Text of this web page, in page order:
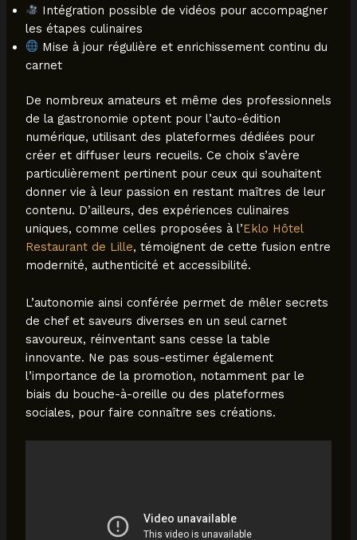
Intégration possible de vidéos pour accompagner
les étapes culinaires
Mise à jour régulière et enrichissement continu du
carnet
De nombreux amateurs et même des professionnels
de la gastronomie optent pour l’auto-édition
numérique, utilisant des plateformes dédiées pour
créer et diffuser leurs recueils. Ce choix s’avère
particulièrement pertinent pour ceux qui souhaitent
donner vie à leur passion en restant maîtres de leur
contenu. D’ailleurs, des expériences culinaires
uniques, comme celles proposées à l’Eklo Hôtel
Restaurant de Lille, témoignent de cette fusion entre
modernité, authenticité et accessibilité.
L’autonomie ainsi conférée permet de mêler secrets
de chef et saveurs diverses en un seul carnet
savoureux, réinventant sans cesse la table
innovante. Ne pas sous-estimer également
l’importance de la promotion, notamment par le
biais du bouche-à-oreille ou des plateformes
sociales, pour faire connaître ses créations.